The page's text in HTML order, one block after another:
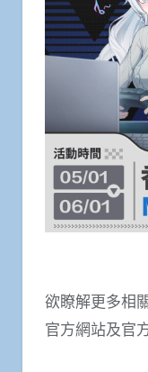
欲瞭解更多相
官方網站及官